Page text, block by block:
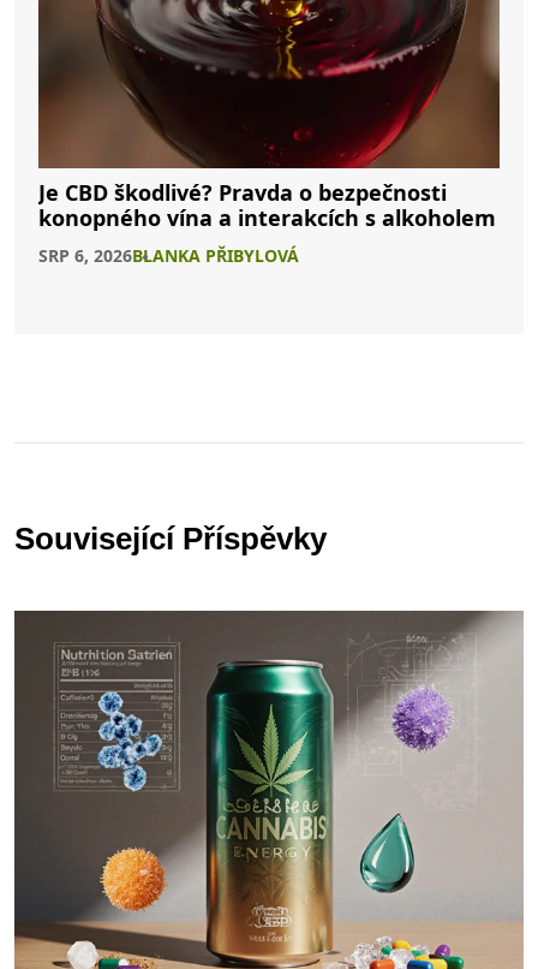
Je CBD škodlivé? Pravda o bezpečnosti
konopného vína a interakcích s alkoholem
SRP 6, 2026BLANKA PŘIBYLOVÁ
Související Příspěvky